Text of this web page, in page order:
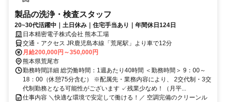
製品の洗浄・検査スタッフ
20~30代活躍中｜土日休み｜住宅手当あり｜年間休日124日
日本精密電子株式会社 熊本工場
交通・アクセス JR鹿児島本線「荒尾駅」より車で12分
月給200,000円～350,000円
熊本県荒尾市
勤務時間詳細 総労働時間：1週あたり40時間 ＜勤務時間＞ 9：00～
18：00（休憩75分含む） ※配属先・業務内容により、 2交代制・3交
代制勤務となる可能性がございます ✓残業少なめ！（月平...
仕事内容 ＼快適な環境で安定して働ける！／ 空調完備のクリーンル